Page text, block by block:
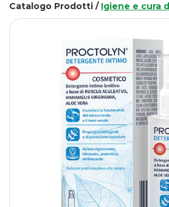
Catalogo Prodotti / Igiene e cura